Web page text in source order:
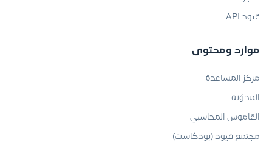
قيود API
موارد ومحتوى
مركز المساعدة
المدوّنة
القاموس المحاسبي
مجتمع قيود (بودكاست)